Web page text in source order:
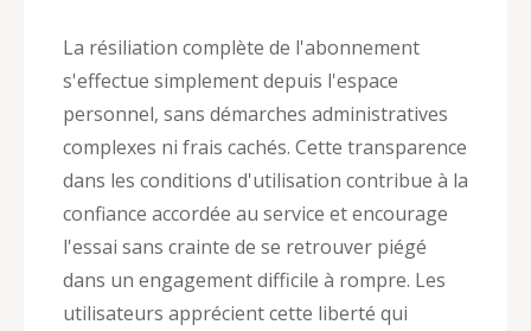
La résiliation complète de l'abonnement
s'effectue simplement depuis l'espace
personnel, sans démarches administratives
complexes ni frais cachés. Cette transparence
dans les conditions d'utilisation contribue à la
confiance accordée au service et encourage
l'essai sans crainte de se retrouver piégé
dans un engagement difficile à rompre. Les
utilisateurs apprécient cette liberté qui